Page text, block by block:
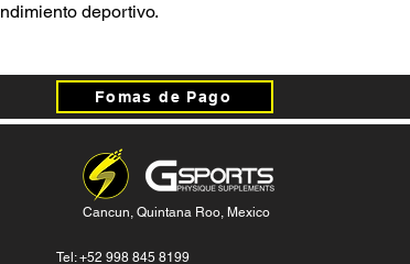
deportivo.
Fomas de Pago
Cancun, Quintana Roo, Mexico
Tel: +52 998 845 8199